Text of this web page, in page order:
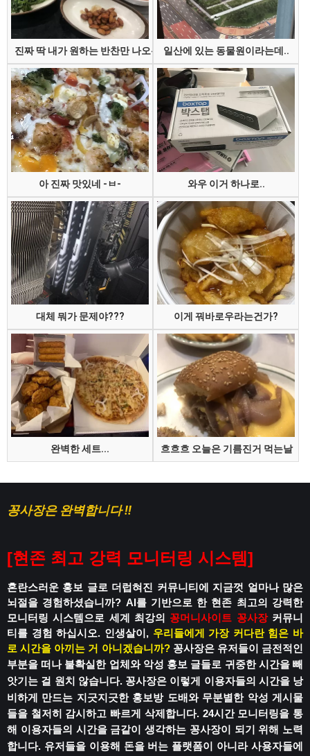
진짜 딱 내가 원하는 반찬만 나오는 집일산에 있는 동물원이라는데..
아 진짜 맛있네 -ㅂ- 와우 이거 하나로..
대체 뭐가 문제야??? 이게 꿔바로우라는건가?
완벽한 세트... 흐흐흐 오늘은 기름진거 먹는날
꽁사장은 완벽합니다 !!
[현존 최고 강력 모니터링 시스템]
혼란스러운 홍보 글로 더럽혀진 커뮤니티에 지금껏 얼마나 많은
뇌절을 경험하셨습니까? AI를 기반으로 한 현존 최고의 강력한
모니터링 시스템으로 세계 최강의 꽁머니사이트 꽁사장커뮤니
티를 경험 하십시오. 인생살이, 우리들에게 가장 커다란 힘은 바
로 시간을 아끼는 거 아니겠습니까? 꽁사장은 유저들이 금전적인
부분을 떠나 불확실한 업체와 악성 홍보 글들로 귀중한 시간을 빼
앗기는 걸 원치 않습니다. 꽁사장은 이렇게 이용자들의 시간을 낭
비하게 만드는 지긋지긋한 홍보방 도배와 무분별한 악성 게시물
들을 철저히 감시하고 빠르게 삭제합니다. 24시간 모니터링을 통
해 이용자들의 시간을 금같이 생각하는 꽁사장이 되기 위해 노력
합니다. 유저들을 이용해 돈을 버는 플랫폼이 아니라 사용자들에